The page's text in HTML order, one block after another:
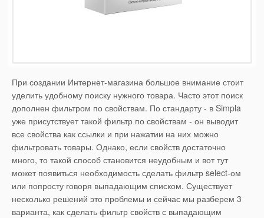
При создании Интернет-магазина большое внимание стоит
уделить удобному поиску нужного товара. Часто этот поиск
дополнен фильтром по свойствам. По стандарту - в Simpla
уже присутствует такой фильтр по свойствам - он выводит
все свойства как ссылки и при нажатии на них можно
фильтровать товары. Однако, если свойств достаточно
много, то такой способ становится неудобным и вот тут
может появиться необходимость сделать фильтр select-ом
или попросту говоря выпадающим списком. Существует
несколько решений это проблемы и сейчас мы разберем 3
варианта, как сделать фильтр свойств с выпадающим